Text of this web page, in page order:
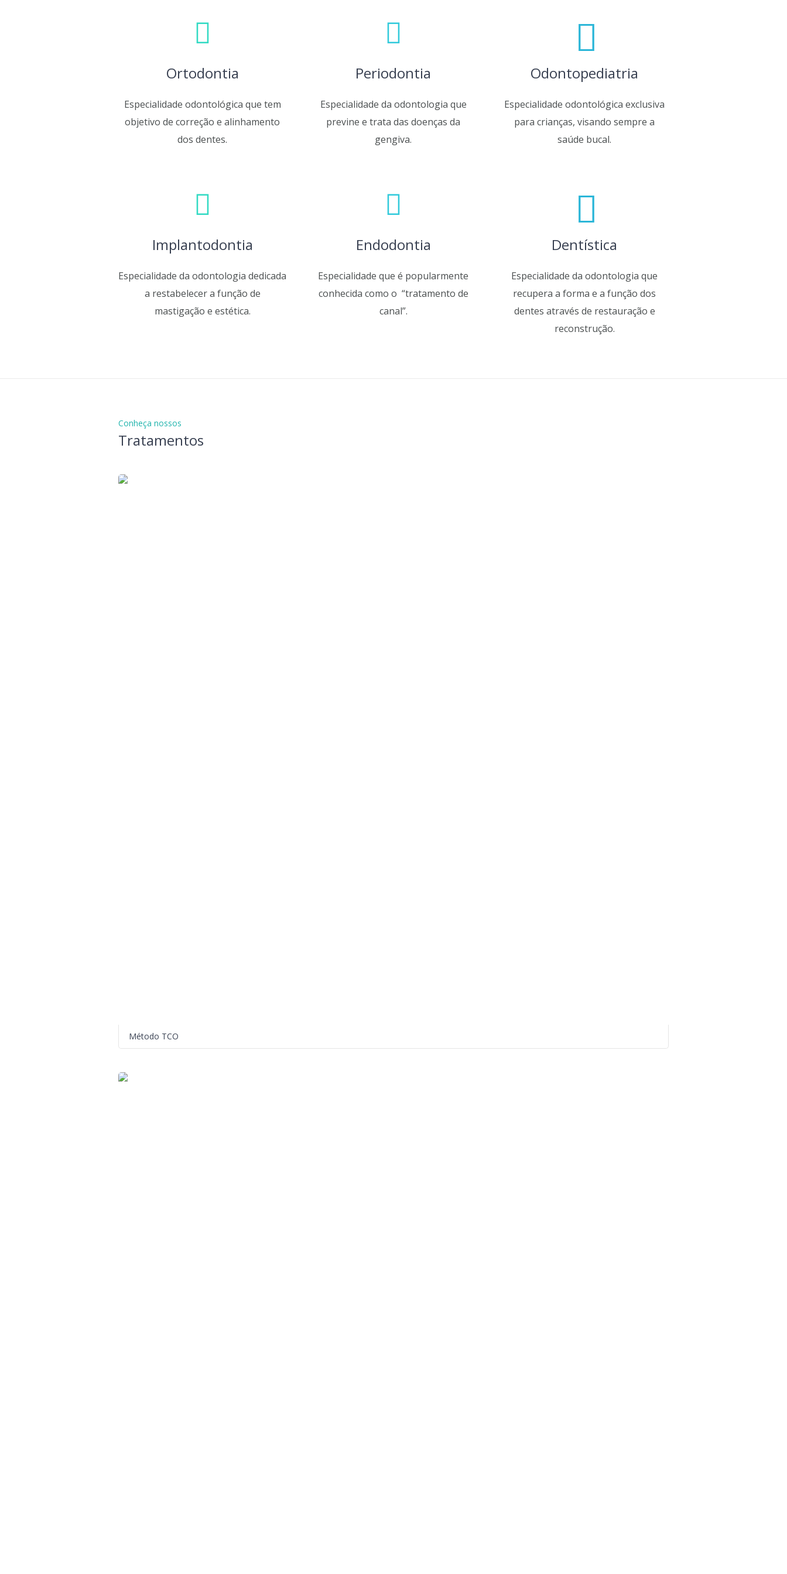
Ortodontia
Especialidade odontológica que tem
objetivo de correção e alinhamento
dos dentes.
Periodontia
Especialidade da odontologia que
previne e trata das doenças da
gengiva.
Odontopediatria
Especialidade odontológica exclusiva
para crianças, visando sempre a
saúde bucal.
Implantodontia
Especialidade da odontologia dedicada
a restabelecer a função de
mastigação e estética.
Endodontia
Especialidade que é popularmente
conhecida como o “tratamento de
canal”.
Dentística
Especialidade da odontologia que
recupera a forma e a função dos
dentes através de restauração e
reconstrução.
Conheça nossos
Tratamentos
Método TCO